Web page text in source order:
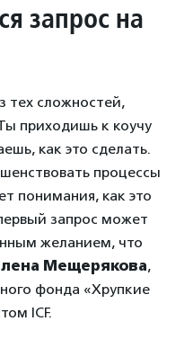
запрос на
тех сложностей,
приходишь к коучу
как это сделать.
процессы
понимания, как это
запрос может
желанием, что
Мещерякова,
фонда «Хрупкие
ICF.